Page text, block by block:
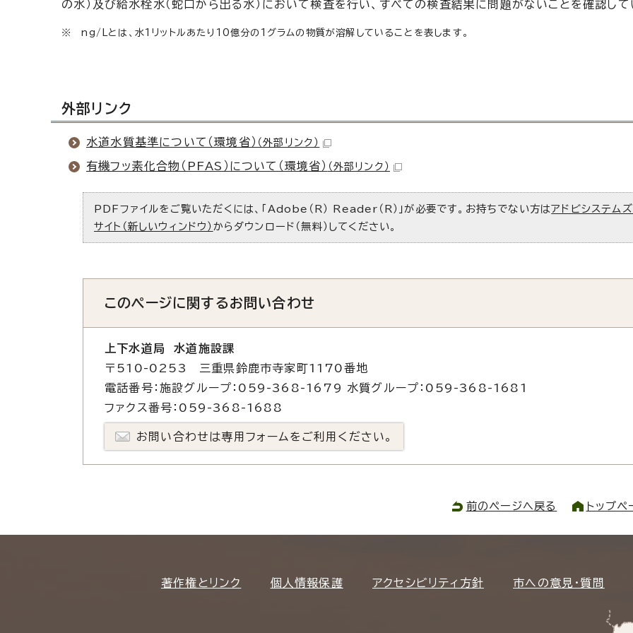
の水）及び給水栓水（蛇口から出る水）において検査を行い、すべての検査結果に問題がないことを確認して
※ ng/Lとは、水1リットルあたり10億分の1グラムの物質が溶解していることを表します。
外部リンク
水道水質基準について（環境省） （外部リンク）
有機フッ素化合物（PFAS）について（環境省） （外部リンク）
PDFファイルをご覧いただくには、「Adobe（R） Reader（R）」が必要です。お持ちでない方はアドビシステム
サイト（新しいウィンドウ） からダウンロード（無料）してください。
このページに関するお問い合わせ
上下水道局 水道施設課
〒510-0253 三重県鈴鹿市寺家町1170番地
電話番号：施設グループ：059-368-1679 水質グループ：059-368-1681
ファクス番号：059-368-1688
お問い合わせは専用フォームをご利用ください。
前のページへ戻る トップペ
著作権とリンク 個人情報保護 アクセシビリティ方針 市への意見・質問